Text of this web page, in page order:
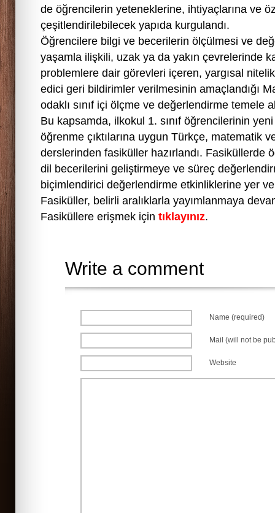
de öğrencilerin yeteneklerine, ihtiyaçlarına ve
çeşitlendirilebilecek yapıda kurgulandı.
Öğrencilere bilgi ve becerilerin ölçülmesi ve
yaşamla ilişkili, uzak ya da yakın çevrelerinde
problemlere dair görevleri içeren, yargısal
edici geri bildirimler verilmesinin amaçlandığı
odaklı sınıf içi ölçme ve değerlendirme temele
Bu kapsamda, ilkokul 1. sınıf öğrencilerinin
öğrenme çıktılarına uygun Türkçe, matematik
derslerinden fasiküller hazırlandı. Fasiküllerde
dil becerilerini geliştirmeye ve süreç
biçimlendirici değerlendirme etkinliklerine yer
Fasiküller, belirli aralıklarla yayımlanmaya
Fasiküllere erişmek için tıklayınız.
Write a comment
Name (required)
Mail (will not be
Website